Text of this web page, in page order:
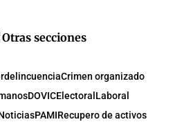
Otras secciones
Crimen organizado
DOVICElectoral Laboral
PAMIRecupero de activos